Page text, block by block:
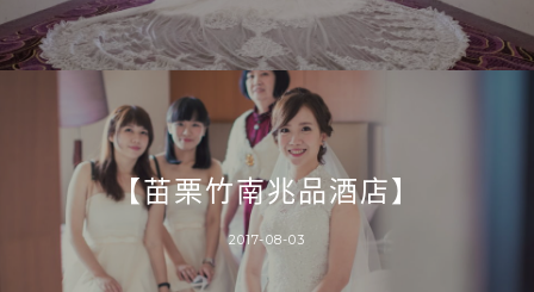
【苗栗竹南兆品酒店】
2017-08-03